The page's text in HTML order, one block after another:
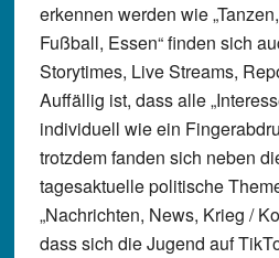
erkennen werden wie
Fußball, Essen“ finden sich
Storytimes, Live Streams,
Auffällig ist, dass alle
individuell wie ein
trotzdem fanden sich neben
tagesaktuelle politische
„Nachrichten, News, Krieg /
dass sich die Jugend auf